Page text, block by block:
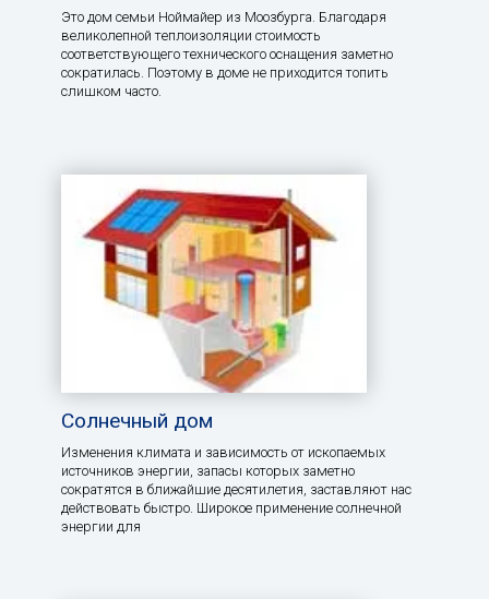
Это дом семьи Ноймайер из Моозбурга. Благодаря
великолепной теплоизоляции стоимость
соответствующего технического оснащения заметно
сократилась. Поэтому в доме не приходится топить
слишком часто.
Солнечный дом
Изменения климата и зависимость от ископаемых
источников энергии, запасы которых заметно
сократятся в ближайшие десятилетия, заставляют нас
действовать быстро. Широкое применение солнечной
энергии для